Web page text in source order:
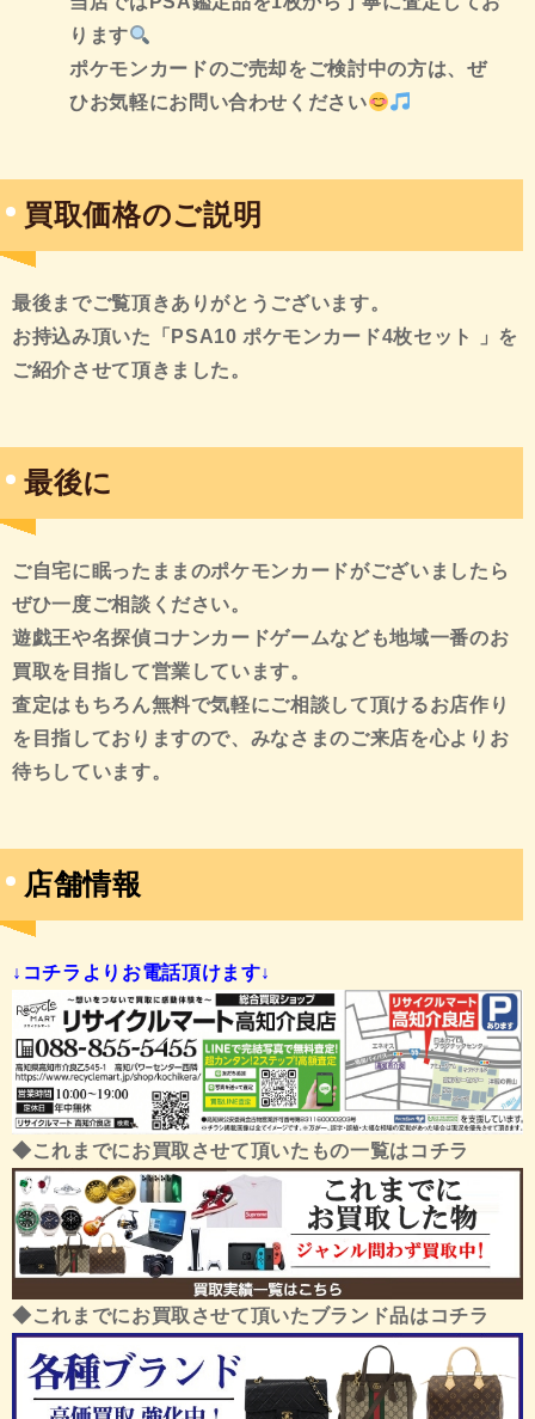
ります
ポケモンカードのご売却をご検討中の方は、ぜ
ひお気軽にお問い合わせください
買取価格のご説明
最後までご覧頂きありがとうございます。
お持込み頂いた 「PSA10 ポケモンカード4枚セット 」を
ご紹介させて頂きました。
最後に
ご自宅に眠ったままのポケモンカードがございましたら
ぜひ一度ご相談ください。
遊戯王や名探偵コナンカードゲームなども地域一番のお
買取を目指して営業しています。
査定はもちろん無料で気軽にご相談して頂けるお店作り
を目指しておりますので、みなさまのご来店を心よりお
待ちしています。
店舗情報
↓コチラよりお電話頂けます↓
◆これまでにお買取させて頂いたもの一覧はコチラ
◆これまでにお買取させて頂いたブランド品はコチラ